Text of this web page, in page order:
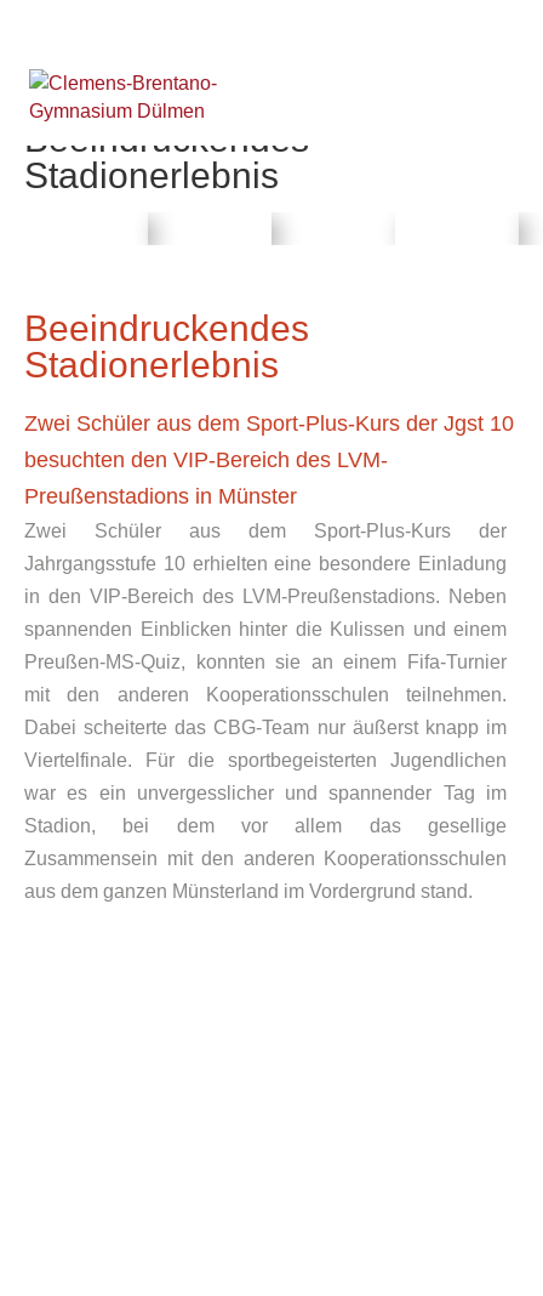
Beeindruckendes
Stadionerlebnis
Beeindruckendes
Stadionerlebnis
Zwei Schüler aus dem Sport-Plus-Kurs der Jgst 10
besuchten den VIP-Bereich des LVM-
Preußenstadions in Münster
Zwei Schüler aus dem Sport-Plus-Kurs der
Jahrgangsstufe 10 erhielten eine besondere Einladung
in den VIP-Bereich des LVM-Preußenstadions. Neben
spannenden Einblicken hinter die Kulissen und einem
Preußen-MS-Quiz, konnten sie an einem Fifa-Turnier
mit den anderen Kooperationsschulen teilnehmen.
Dabei scheiterte das CBG-Team nur äußerst knapp im
Viertelfinale. Für die sportbegeisterten Jugendlichen
war es ein unvergesslicher und spannender Tag im
Stadion, bei dem vor allem das gesellige
Zusammensein mit den anderen Kooperationsschulen
aus dem ganzen Münsterland im Vordergrund stand.